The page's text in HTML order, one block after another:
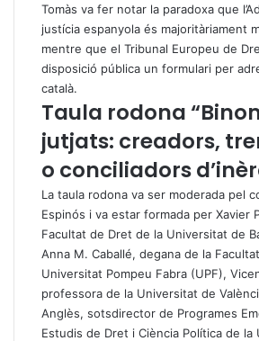
Tomàs va fer notar la paradoxa que
justícia espanyola és majoritàriament
mentre que el Tribunal Europeu de
disposició pública un formulari per
català.
Taula rodona
jutjats: creadors,
o conciliadors
La taula rodona va ser moderada pel
Espinós i va estar formada per Xavier
Facultat de Dret de la Universitat de
Anna M. Caballé, degana de la
Universitat Pompeu Fabra (UPF),
professora de la Universitat de
Anglès, sotsdirector de Programes
Estudis de Dret i Ciència Política de